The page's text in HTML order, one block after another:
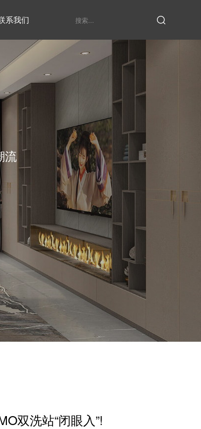
鞋柜系列 衣柜系列
发展历程
家具定制厂家
系我们
流
双洗站“闭眼入”!